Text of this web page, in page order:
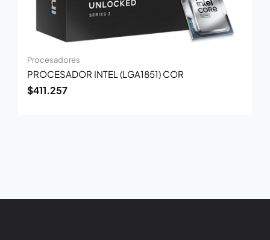
Procesadores
PROCESADOR INTEL (LGA1851) COR
$411.257